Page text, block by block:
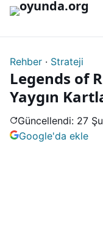
İçeriğe geç
Rehber · Strateji
Legends of
Yaygın
Güncellendi: 27
Google'da ekle